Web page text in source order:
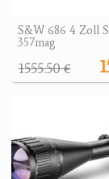
S&W 686 4 Zoll
357mag
1555.50 €